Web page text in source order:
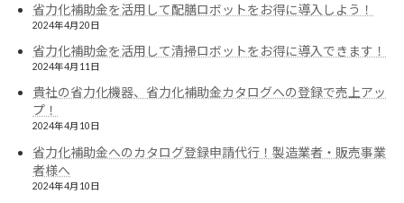
省力化補助金を活用して配膳ロボットをお得に導入しよう！
2024年4月20日
省力化補助金を活用して清掃ロボットをお得に導入できます！
2024年4月11日
貴社の省力化機器、省力化補助金カタログへの登録で売上アッ
プ！
2024年4月10日
省力化補助金へのカタログ登録申請代行！製造業者・販売事業
者様へ
2024年4月10日